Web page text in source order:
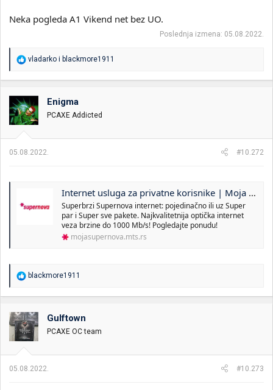
Neka pogleda A1 Vikend net bez UO.
Poslednja izmena: 05.08.2022.
R
a
o
v
a
n
:
vladarko i blackmore1911
Enigma
PCAXE Addicted
05.08.2022. #10.272
Internet usluga za privatne korisnike | Moja Supernova
Superbrzi Supernova internet: pojedinačno ili uz Super
par i Super sve pakete. Najkvalitetnija optička internet
veza brzine do 1000 Mb/s! Pogledajte ponudu!
mojasupernova.mts.rs
R
a
o
v
a
n
:
blackmore1911
Gulftown
PCAXE OC team
05.08.2022. #10.273